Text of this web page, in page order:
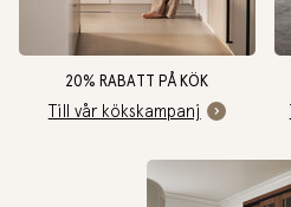
20% RABATT PÅ KÖK
Till vår kökskampanj